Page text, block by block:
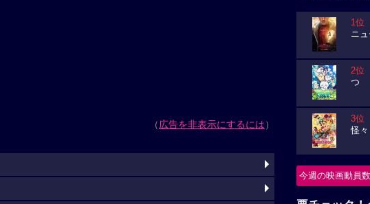
（広告を非表示にするには）
1位
ニ
2位
つ
3位
怪
今週の映画動員